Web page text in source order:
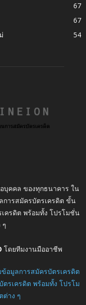
67
67
54
บุคคล ของทุกธนาคาร ใน
การสมัครบัตรเครดิต ขั้น
ครดิต พร้อมทั้ง โปรโมชั่น
ๆ
โดยทีมงานมืออาชีพ
อมูลการสมัครบัตรเครดิต
รเครดิต พร้อมทั้ง โปรโม
ต่าง ๆ